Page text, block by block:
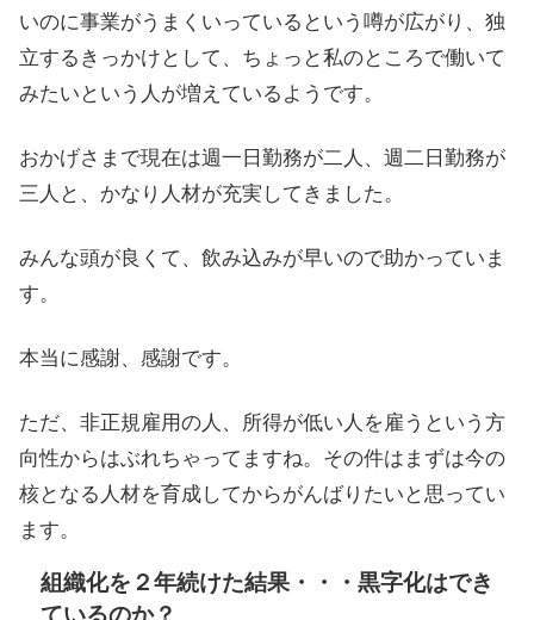
いのに事業がうまくいっているという噂が広がり、独
立するきっかけとして、ちょっと私のところで働いて
みたいという人が増えているようです。
おかげさまで現在は週一日勤務が二人、週二日勤務が
三人と、かなり人材が充実してきました。
みんな頭が良くて、飲み込みが早いので助かっていま
す。
本当に感謝、感謝です。
ただ、非正規雇用の人、所得が低い人を雇うという方
向性からはぶれちゃってますね。その件はまずは今の
核となる人材を育成してからがんばりたいと思ってい
ます。
組織化を２年続けた結果・・・黒字化はでき
ているのか？